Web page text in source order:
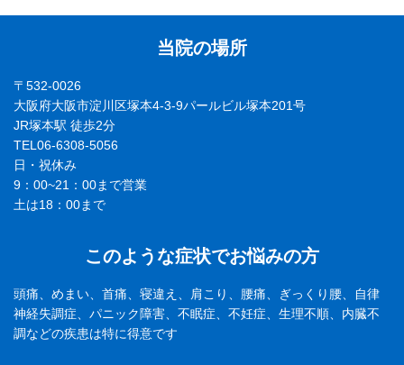
当院の場所
〒532-0026
大阪府大阪市淀川区塚本4-3-9パールビル塚本201号
JR塚本駅 徒歩2分
TEL06-6308-5056
日・祝休み
9：00~21：00まで営業
土は18：00まで
このような症状でお悩みの方
頭痛、めまい、首痛、寝違え、肩こり、腰痛、ぎっくり腰、自律
神経失調症、パニック障害、不眠症、不妊症、生理不順、内臓不
調などの疾患は特に得意です